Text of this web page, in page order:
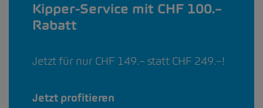
Kipper-Service mit CHF 100.–
Rabatt
Jetzt für nur CHF 149.– statt CHF 249.–!
Jetzt profitieren